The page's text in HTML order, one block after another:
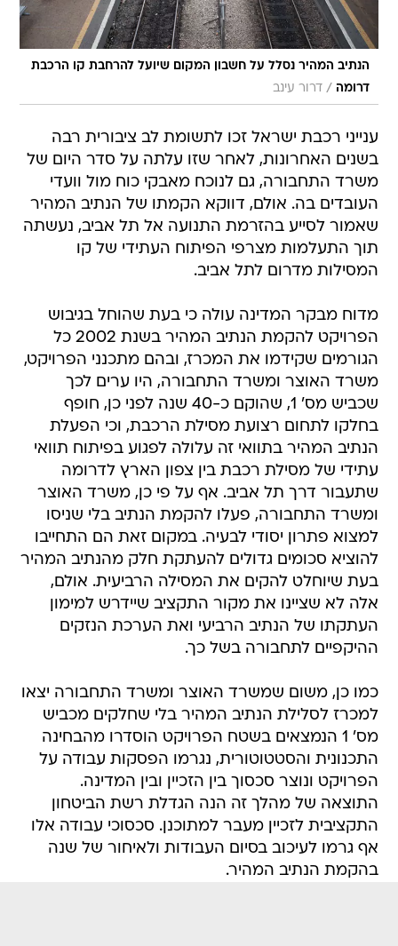
הנתיב המהיר נסלל על חשבון המקום שיועל להרחבת קו הרכבת
דרומה / דרור עינב
ענייני רכבת ישראל זכו לתשומת לב ציבורית רבה
בשנים האחרונות, לאחר שזו עלתה על סדר היום של
משרד התחבורה, גם לנוכח מאבקי כוח מול וועדי
העובדים בה. אולם, דווקא הקמתו של הנתיב המהיר
שאמור לסייע בהזרמת התנועה אל תל אביב, נעשתה
תוך התעלמות מצרפי הפיתוח העתידי של קו
המסילות מדרום לתל אביב.
מדוח מבקר המדינה עולה כי בעת שהוחל בגיבוש
הפרויקט להקמת הנתיב המהיר בשנת 2002 כל
הגורמים שקידמו את המכרז, ובהם מתכנני הפרויקט,
משרד האוצר ומשרד התחבורה, היו ערים לכך
שכביש מס' 1, שהוקם כ-40 שנה לפני כן, חופף
בחלקו לתחום רצועת מסילת הרכבת, וכי הפעלת
הנתיב המהיר בתוואי זה עלולה לפגוע בפיתוח תוואי
עתידי של מסילת רכבת בין צפון הארץ לדרומה
שתעבור דרך תל אביב. אף על פי כן, משרד האוצר
ומשרד התחבורה, פעלו להקמת הנתיב בלי שניסו
למצוא פתרון יסודי לבעיה. במקום זאת הם התחייבו
להוציא סכומים גדולים להעתקת חלק מהנתיב המהיר
בעת שיוחלט להקים את המסילה הרביעית. אולם,
אלה לא שציינו את מקור התקציב שיידרש למימון
העתקתו של הנתיב הרביעי ואת הערכת הנזקים
ההיקפיים לתחבורה בשל כך.
כמו כן, משום שמשרד האוצר ומשרד התחבורה יצאו
למכרז לסלילת הנתיב המהיר בלי שחלקים מכביש
מס' 1 הנמצאים בשטח הפרויקט הוסדרו מהבחינה
התכנונית והסטטוטורית, נגרמו הפסקות עבודה על
הפרויקט ונוצר סכסוך בין הזכיין ובין המדינה.
התוצאה של מהלך זה הנה הגדלת רשת הביטחון
התקציבית לזכיין מעבר למתוכנן. סכסוכי עבודה אלו
אף גרמו לעיכוב בסיום העבודות ולאיחור של שנה
בהקמת הנתיב המהיר.